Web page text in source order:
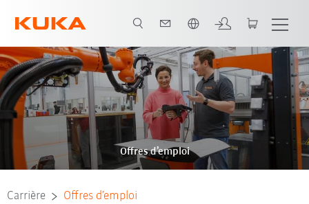
Offres d’emploi
Carrière Offres d’emploi